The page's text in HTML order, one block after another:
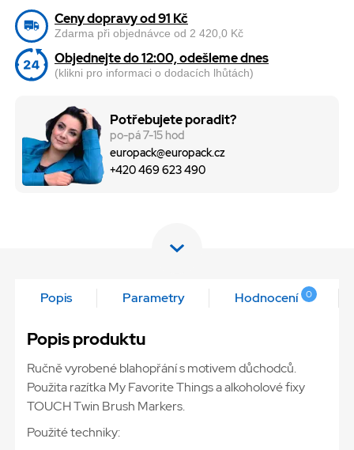
Ceny dopravy od 91 Kč
Zdarma při objednávce od 2 420,0 Kč
Objednejte do 12:00, odešleme dnes
(klikni pro informaci o dodacích lhůtách)
Potřebujete poradit?
po-pá 7-15 hod
europack@europack.cz
+420 469 623 490
Popis Parametry Hodnocení 0
Popis produktu
Ručně vyrobené blahopřání s motivem důchodců.
Použita razítka My Favorite Things a alkoholové fixy
TOUCH Twin Brush Markers.
Použité techniky: